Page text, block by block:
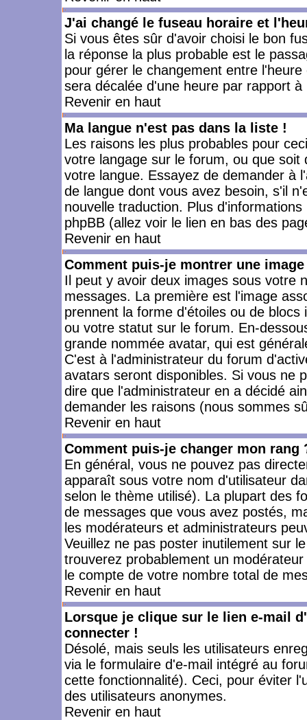
J'ai changé le fuseau horaire et
Si vous êtes sûr d'avoir choisi le bon
la réponse la plus probable est le
pour gérer le changement entre
sera décalée d'une heure par rapport à
Revenir en haut
Ma langue n'est pas dans la liste !
Les raisons les plus probables pour
votre langage sur le forum, ou que
votre langue. Essayez de demander à
de langue dont vous avez besoin, s'il
nouvelle traduction. Plus
phpBB (allez voir le lien en bas des
Revenir en haut
Comment puis-je montrer une
Il peut y avoir deux images sous votre
messages. La première est l'image
prennent la forme d'étoiles ou de
ou votre statut sur le forum. En-
grande nommée avatar, qui est
C'est à l'administrateur du forum
avatars seront disponibles. Si vous ne
dire que l'administrateur en a décidé
demander les raisons (nous sommes
Revenir en haut
Comment puis-je changer mon rang
En général, vous ne pouvez pas
apparaît sous votre nom d'utilisateur
selon le thème utilisé). La plupart des
de messages que vous avez postés,
les modérateurs et administrateurs
Veuillez ne pas poster inutilement sur
trouverez probablement un
le compte de votre nombre total de
Revenir en haut
Lorsque je clique sur le lien e-mail
connecter !
Désolé, mais seuls les utilisateurs
via le formulaire d'e-mail intégré au
cette fonctionnalité). Ceci, pour éviter
des utilisateurs anonymes.
Revenir en haut